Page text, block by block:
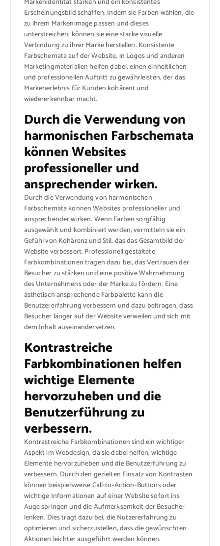
Erscheinungsbild schaffen. Indem sie Farben wählen, die
zu ihrem Markenimage passen und dieses
unterstreichen, können sie eine starke visuelle
Verbindung zu ihrer Marke herstellen. Konsistente
Farbschemata auf der Website, in Logos und anderen
Marketingmaterialien helfen dabei, einen einheitlichen
und professionellen Auftritt zu gewährleisten, der das
Markenerlebnis für Kunden kohärent und
wiedererkennbar macht.
Durch die Verwendung von
harmonischen Farbschemata
können Websites
professioneller und
ansprechender wirken.
Durch die Verwendung von harmonischen
Farbschemata können Websites professioneller und
ansprechender wirken. Wenn Farben sorgfältig
ausgewählt und kombiniert werden, vermitteln sie ein
Gefühl von Kohärenz und Stil, das das Gesamtbild der
Website verbessert. Professionell gestaltete
Farbkombinationen tragen dazu bei, das Vertrauen der
Besucher zu stärken und eine positive Wahrnehmung
des Unternehmens oder der Marke zu fördern. Eine
ästhetisch ansprechende Farbpalette kann die
Benutzererfahrung verbessern und dazu beitragen, dass
Besucher länger auf der Website verweilen und sich mit
dem Inhalt auseinandersetzen.
Kontrastreiche
Farbkombinationen helfen
wichtige Elemente
hervorzuheben und die
Benutzerführung zu
verbessern.
Kontrastreiche Farbkombinationen sind ein wichtiger
Aspekt im Webdesign, da sie dabei helfen, wichtige
Elemente hervorzuheben und die Benutzerführung zu
verbessern. Durch den gezielten Einsatz von Kontrasten
können beispielsweise Call-to-Action-Buttons oder
wichtige Informationen auf einer Website sofort ins
Auge springen und die Aufmerksamkeit der Besucher
lenken. Dies trägt dazu bei, die Nutzererfahrung zu
optimieren und sicherzustellen, dass die gewünschten
Aktionen leichter ausgeführt werden können.